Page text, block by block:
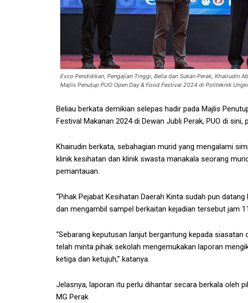
Exco Pendidikan, Pengajian Tinggi, Belia dan Sukan Perak, Khairudin
Majlis Penutup PUO Open Day & Food Festival 2024 di Politeknik
Beliau berkata demikian selepas hadir pada Majlis
Festival Makanan 2024 di Dewan Jubli Perak, PUO di sini,
Khairudin berkata, sebahagian murid yang mengalami
klinik kesihatan dan klinik swasta manakala seorang
pemantauan.
“Pihak Pejabat Kesihatan Daerah Kinta sudah pun
dan mengambil sampel berkaitan kejadian tersebut jam
“Sebarang keputusan lanjut bergantung kepada
telah minta pihak sekolah mengemukakan laporan
ketiga dan ketujuh,” katanya.
Jelasnya, laporan itu perlu dihantar secara berkala oleh
MG Perak